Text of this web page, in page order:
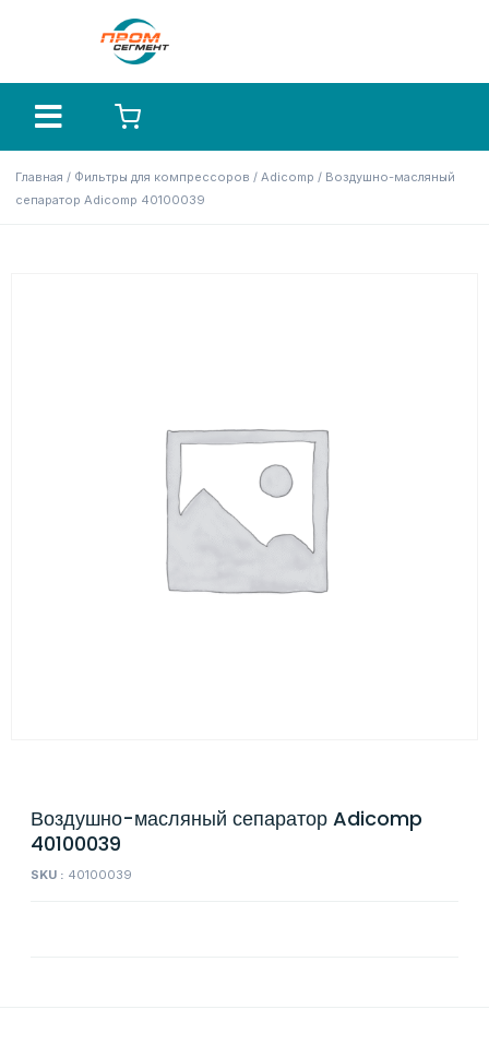
Главная / Фильтры для компрессоров / Adicomp / Воздушно-масляный
сепаратор Adicomp 40100039
Воздушно-масляный сепаратор Adicomp
40100039
SKU : 40100039